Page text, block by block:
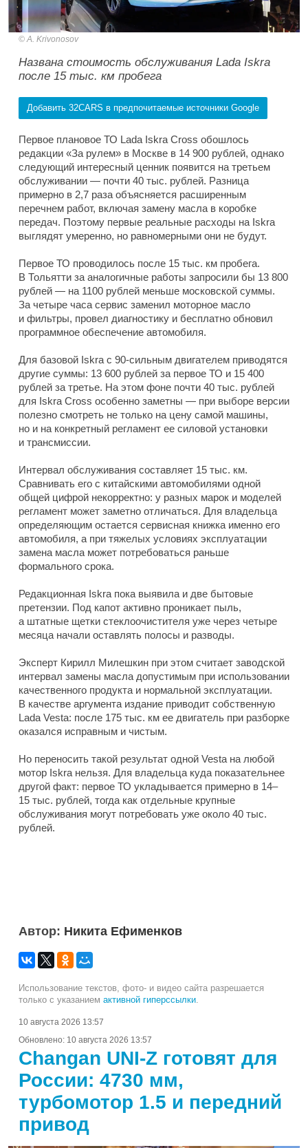
A. Krivonosov
Названа стоимость обслуживания Lada Iskra
после 15 тыс. км пробега
Добавить 32CARS в предпочитаемые источники Google
Первое плановое ТО Lada Iskra Cross обошлось
редакции «За рулем» в Москве в 14 900 рублей, однако
следующий интересный ценник появится на третьем
обслуживании — почти 40 тыс. рублей. Разница
примерно в 2,7 раза объясняется расширенным
перечнем работ, включая замену масла в коробке
передач. Поэтому первые реальные расходы на Iskra
выглядят умеренно, но равномерными они не будут.
Первое ТО проводилось после 15 тыс. км пробега.
В Тольятти за аналогичные работы запросили бы 13 800
рублей — на 1100 рублей меньше московской суммы.
За четыре часа сервис заменил моторное масло
и фильтры, провел диагностику и бесплатно обновил
программное обеспечение автомобиля.
Для базовой Iskra с 90-сильным двигателем приводятся
другие суммы: 13 600 рублей за первое ТО и 15 400
рублей за третье. На этом фоне почти 40 тыс. рублей
для Iskra Cross особенно заметны — при выборе версии
полезно смотреть не только на цену самой машины,
но и на конкретный регламент ее силовой установки
и трансмиссии.
Интервал обслуживания составляет 15 тыс. км.
Сравнивать его с китайскими автомобилями одной
общей цифрой некорректно: у разных марок и моделей
регламент может заметно отличаться. Для владельца
определяющим остается сервисная книжка именно его
автомобиля, а при тяжелых условиях эксплуатации
замена масла может потребоваться раньше
формального срока.
Редакционная Iskra пока выявила и две бытовые
претензии. Под капот активно проникает пыль,
а штатные щетки стеклоочистителя уже через четыре
месяца начали оставлять полосы и разводы.
Эксперт Кирилл Милешкин при этом считает заводской
интервал замены масла допустимым при использовании
качественного продукта и нормальной эксплуатации.
В качестве аргумента издание приводит собственную
Lada Vesta: после 175 тыс. км ее двигатель при разборке
оказался исправным и чистым.
Но переносить такой результат одной Vesta на любой
мотор Iskra нельзя. Для владельца куда показательнее
другой факт: первое ТО укладывается примерно в 14–
15 тыс. рублей, тогда как отдельные крупные
обслуживания могут потребовать уже около 40 тыс.
рублей.
Автор: Никита Ефименков
Использование текстов, фото- и видео сайта разрешается
только с указанием активной гиперссылки
10 августа 2026 13:57
Обновлено: 10 августа 2026 13:57
Changan UNI-Z готовят для
России: 4730 мм,
турбомотор 1.5 и передний
привод